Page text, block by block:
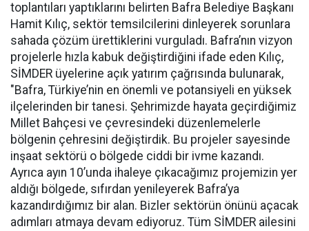
toplantıları yaptıklarını belirten Bafra Belediye Başkanı
Hamit Kılıç, sektör temsilcilerini dinleyerek sorunlara
sahada çözüm ürettiklerini vurguladı. Bafra’nın vizyon
projelerle hızla kabuk değiştirdiğini ifade eden Kılıç,
SİMDER üyelerine açık yatırım çağrısında bulunarak,
"Bafra, Türkiye’nin en önemli ve potansiyeli en yüksek
ilçelerinden bir tanesi. Şehrimizde hayata geçirdiğimiz
Millet Bahçesi ve çevresindeki düzenlemelerle
bölgenin çehresini değiştirdik. Bu projeler sayesinde
inşaat sektörü o bölgede ciddi bir ivme kazandı.
Ayrıca ayın 10’unda ihaleye çıkacağımız projemizin yer
aldığı bölgede, sıfırdan yenileyerek Bafra’ya
kazandırdığımız bir alan. Bizler sektörün önünü açacak
adımları atmaya devam ediyoruz. Tüm SİMDER ailesini